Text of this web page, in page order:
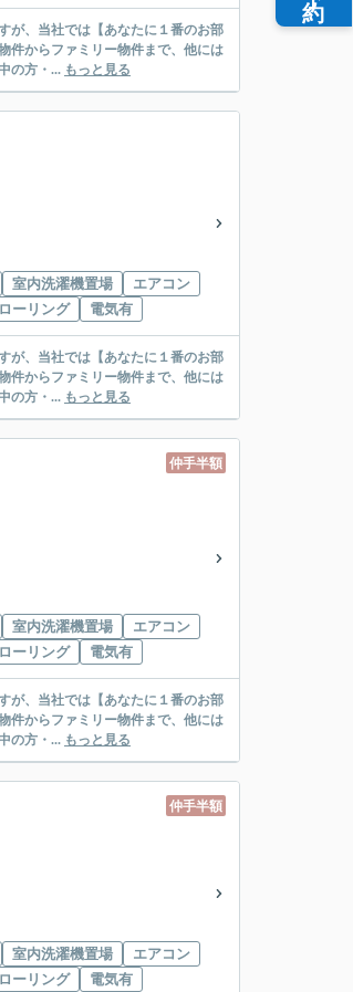
受給中の方・... もっと見る
室内洗濯機置場
エアコン
ーリング 電気有
受給中の方・... もっと見る
仲手半額
室内洗濯機置場
エアコン
ーリング 電気有
受給中の方・... もっと見る
仲手半額
室内洗濯機置場
エアコン
ーリング 電気有